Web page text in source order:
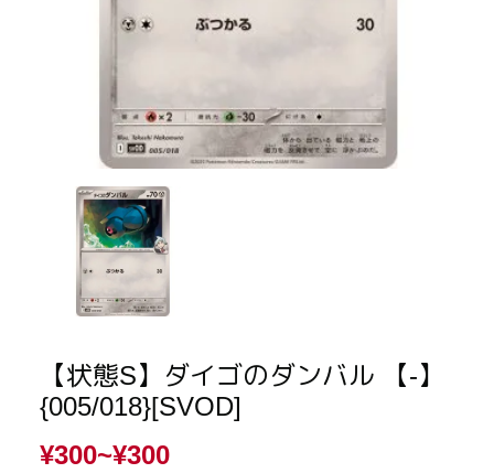
【状態S】ダイゴのダンバル 【-】
{005/018}[SVOD]
¥300~¥300